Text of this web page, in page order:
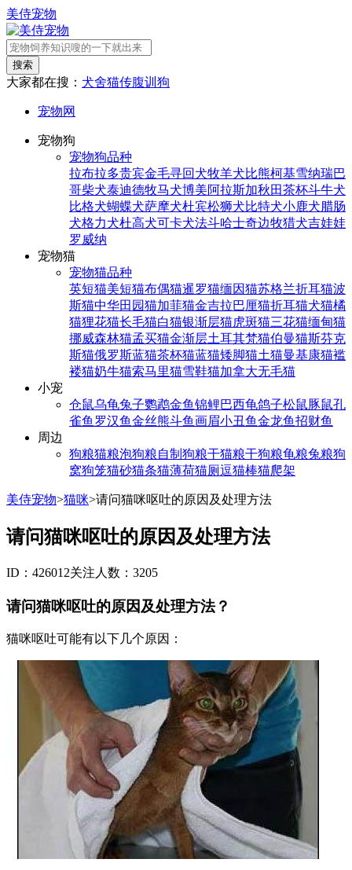
美侍宠物
搜索
大家都在搜： 犬舍猫传腹训狗
宠物网
宠物狗
宠物狗品种
拉布拉多贵宾金毛寻回犬牧羊犬比熊柯基雪纳瑞巴
哥柴犬泰迪德牧马犬博美阿拉斯加秋田茶杯斗牛犬
比格犬蝴蝶犬萨摩犬杜宾松狮犬比特犬小鹿犬腊肠
犬格力犬杜高犬可卡犬法斗哈士奇边牧猎犬吉娃娃
罗威纳
宠物猫
宠物猫品种
英短猫美短猫布偶猫暹罗猫缅因猫苏格兰折耳猫波
斯猫中华田园猫加菲猫金吉拉巴厘猫折耳猫犬猫橘
猫狸花猫长毛猫白猫银渐层猫虎斑猫三花猫缅甸猫
挪威森林猫孟买猫金渐层土耳其梵猫伯曼猫斯芬克
斯猫俄罗斯蓝猫茶杯猫蓝猫矮脚猫土猫曼基康猫褴
褛猫奶牛猫索马里猫雪鞋猫加拿大无毛猫
小宠
仓鼠乌龟兔子鹦鹉金鱼锦鲤巴西龟鸽子松鼠豚鼠孔
雀鱼 罗汉鱼金丝熊斗鱼画眉小丑鱼金龙鱼招财鱼
周边
狗粮猫粮泡狗粮自制狗粮干猫粮干狗粮龟粮兔粮狗
窝狗笼猫砂猫条猫薄荷猫厕逗猫棒猫爬架
美侍宠物>猫咪>请问猫咪呕吐的原因及处理方法
请问猫咪呕吐的原因及处理方法
ID：426012关注人数：3205
请问猫咪呕吐的原因及处理方法？
猫咪呕吐可能有以下几个原因：